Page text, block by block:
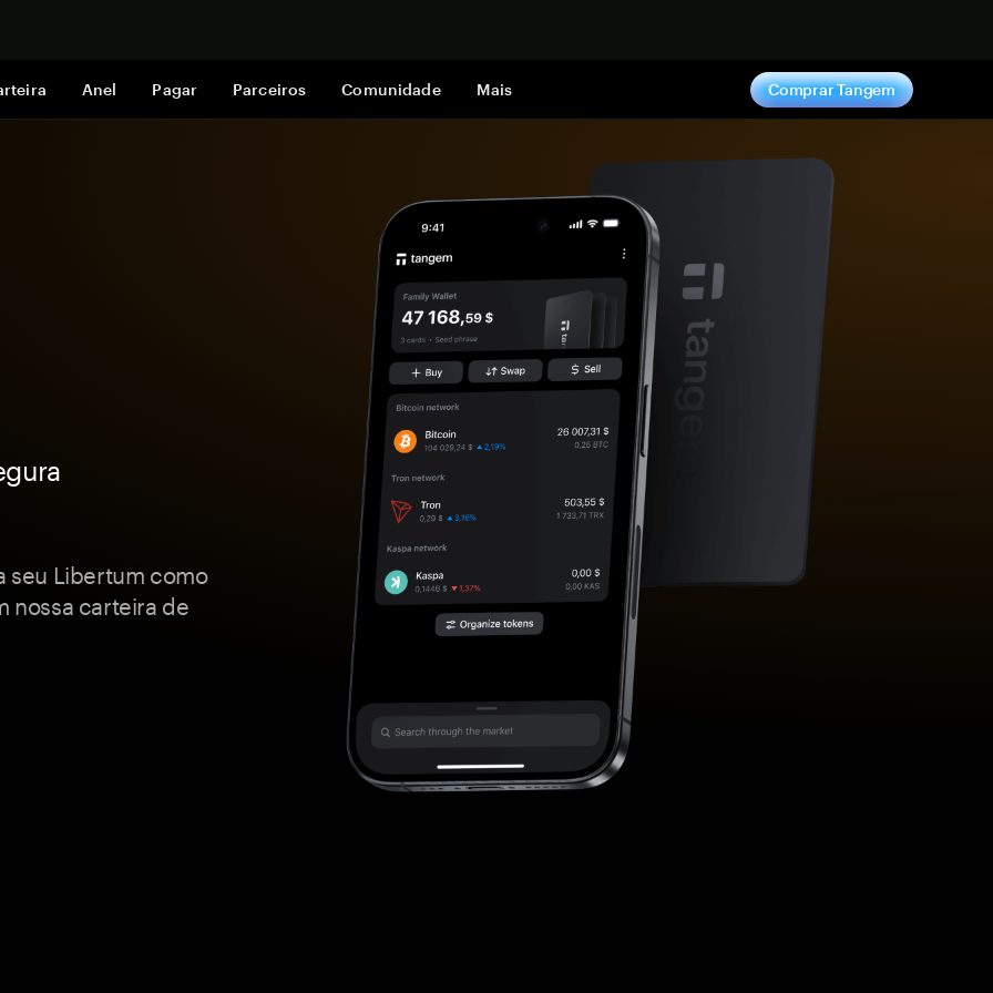
Anel Pagar Parceiros Comunidade Mais Comprar Tangem
seu Libertum como
nossa carteira de